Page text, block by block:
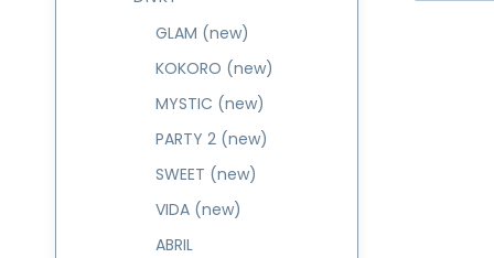
GLAM (new)
KOKORO (new)
MYSTIC (new)
PARTY 2 (new)
SWEET (new)
VIDA (new)
ABRIL